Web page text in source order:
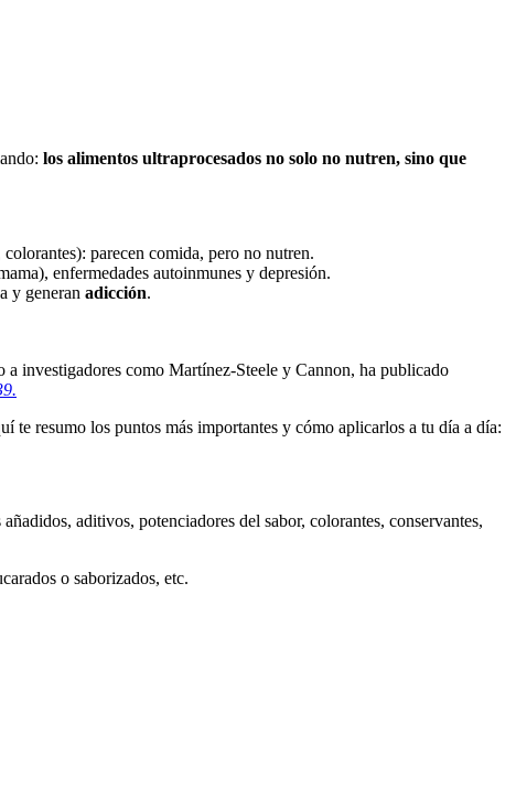
los alimentos ultraprocesados no solo no nutren, sino que
parecen comida, pero no nutren.
enfermedades autoinmunes y depresión.
y generan adicción.
investigadores como Martínez-Steele y Cannon, ha publicado
te resumo los puntos más importantes y cómo aplicarlos a tu día a día:
aditivos, potenciadores del sabor, colorantes, conservantes,
o saborizados, etc.